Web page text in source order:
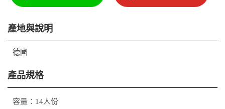
產地與說明
德國
產品規格
容量：14人份